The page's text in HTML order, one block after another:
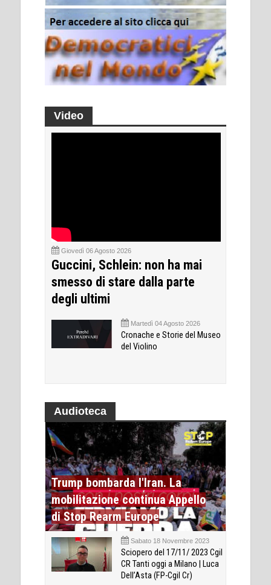
Video
Giovedì 06 Agosto 2026
Guccini, Schlein: non ha mai
smesso di stare dalla parte
degli ultimi
Martedì 04 Agosto 2026
Cronache e Storie del Museo
del Violino
Audioteca
Trump bombarda l'Iran. La
mobilitazione continua Appello
di Stop Rearm Europe
Sabato 18 Novembre 2023
Sciopero del 17/11/ 2023 Cgil
CR Tanti oggi a Milano | Luca
Dell’Asta (FP-Cgil Cr)